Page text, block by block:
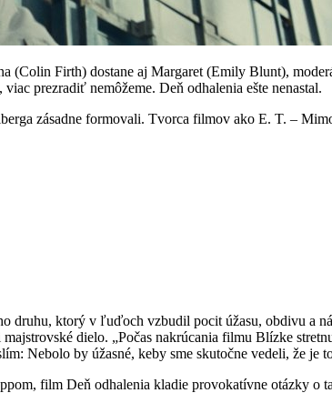
(Colin Firth) dostane aj Margaret (Emily Blunt),
prezradiť nemôžeme. Deň odhalenia ešte nenastal.
zásadne formovali. Tvorca filmov ako E. T. –
druhu, ktorý v ľuďoch vzbudil pocit úžasu, obdivu a
dielo. „Počas nakrúcania filmu Blízke
Nebolo by úžasné, keby sme skutočne vedeli, že je
film Deň odhalenia kladie provokatívne otázky